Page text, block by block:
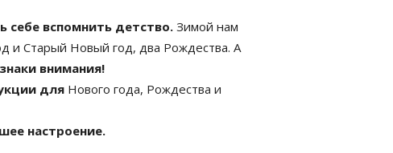
себе вспомнить детство.Зимой нам
и Старый Новый год, два Рождества. А
внимания!
для Нового года, Рождества и
настроение.